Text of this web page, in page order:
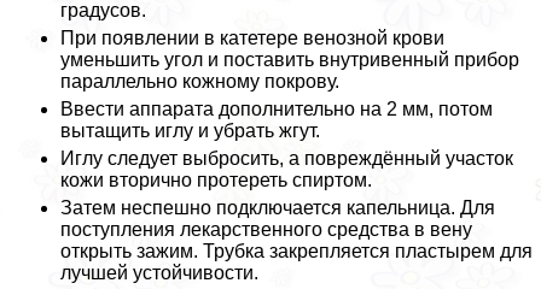
градусов.
При появлении в катетере венозной крови
уменьшить угол и поставить внутривенный прибор
параллельно кожному покрову.
Ввести аппарата дополнительно на 2 мм, потом
вытащить иглу и убрать жгут.
Иглу следует выбросить, а повреждённый участок
кожи вторично протереть спиртом.
Затем неспешно подключается капельница. Для
поступления лекарственного средства в вену
открыть зажим. Трубка закрепляется пластырем для
лучшей устойчивости.